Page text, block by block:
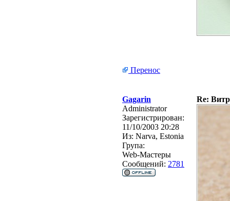
Перенос
Gagarin
Re:
Administrator
Зарегистрирован:
11/10/2003 20:28
Из: Narva, Estonia
Група:
Web-Мастеры
Сообщений: 2781